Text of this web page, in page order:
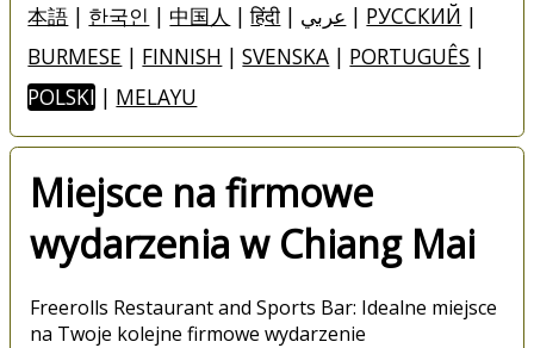
本語 | 한국인 | 中国人 |हिंदी | عربي | РУССКИЙ |
BURMESE | FINNISH |SVENSKA | PORTUGUÊS |
POLSKI | MELAYU
Miejsce na firmowe
wydarzenia w Chiang Mai
Freerolls Restaurant and Sports Bar: Idealne miejsce
na Twoje kolejne firmowe wydarzenie